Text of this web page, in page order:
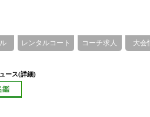
レンタルコート コーチ求人 大会
ース(詳細)